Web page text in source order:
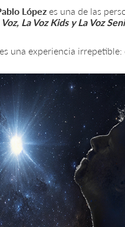
López es una de las
Voz, La Voz Kids y La Voz
es una experiencia